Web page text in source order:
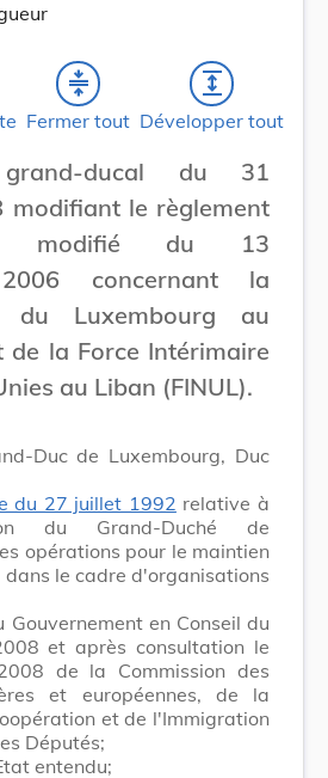
compress
Fermer tout
expand
Développer tout
grand-ducal du 31
modifiant le règlement
modifié du 13
concernant la
du Luxembourg au
de la Force Intérimaire
au Liban (FINUL).
Duc de Luxembourg, Duc
du 27 juillet 1992 relative à
du Grand-Duché de
opérations pour le maintien
dans le cadre d'organisations
Gouvernement en Conseil du
et après consultation le
de la Commission des
et européennes, de la
et de l'Immigration
Députés;
entendu;